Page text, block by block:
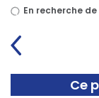
Ce
En recherche